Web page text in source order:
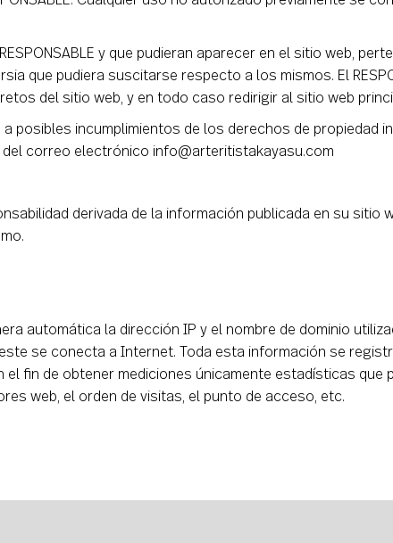
y que pudieran aparecer en el sitio web,
que pudiera suscitarse respecto a los mismos. El
del sitio web, y en todo caso redirigir al sitio web
posibles incumplimientos de los derechos de propiedad
correo electrónico info@arteritistakayasu.com
derivada de la información publicada en su
automática la dirección IP y el nombre de dominio
se conecta a Internet. Toda esta información se
fin de obtener mediciones únicamente estadísticas que
web, el orden de visitas, el punto de acceso, etc.